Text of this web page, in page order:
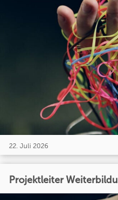
22. Juli 2026
Projektleiter